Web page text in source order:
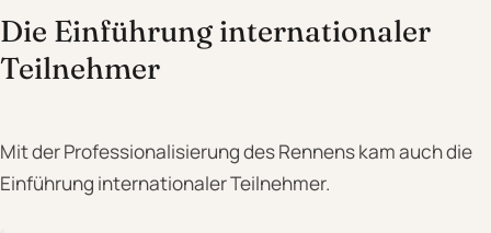
Die Einführung internationaler
Teilnehmer
Mit der Professionalisierung des Rennens kam auch die
Einführung internationaler Teilnehmer.